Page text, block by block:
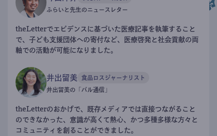
ふらいと先生のニュースレター
theLetterでエビデンスに基づいた医療記事を執筆すること
で、子ども支援団体への寄付など、医療啓発と社会貢献の両
軸での活動が可能になりました。
井出留美 食品ロスジャーナリスト
井出留美の「パル通信」
theLetterのおかげで、既存メディアでは直接つながること
のできなかった、意識が高くて熱心、かつ多種多様な方々と
コミュニティを創ることができました。